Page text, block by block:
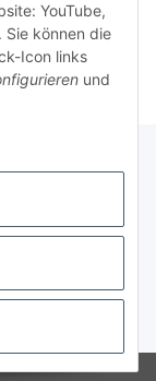
YouTube,
Sie können die
Icon links
und